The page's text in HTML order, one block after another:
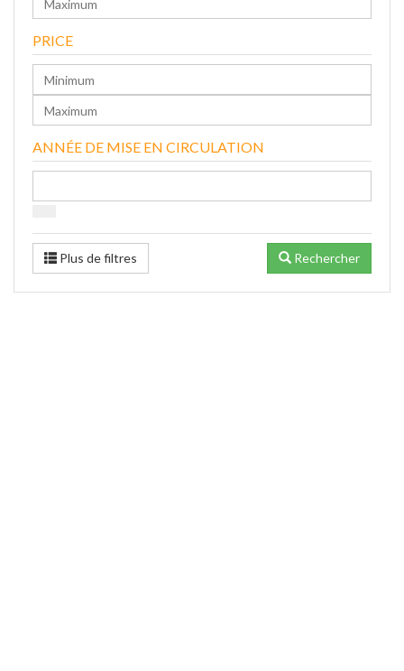
PRICE
ANNÉE DE MISE EN CIRCULATION
Plus de filtres Rechercher